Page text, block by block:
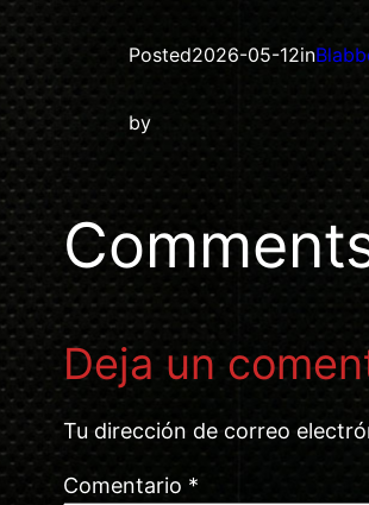
Posted2026-05-12in
by
Deja un
Tu dirección de correo
Comentario *